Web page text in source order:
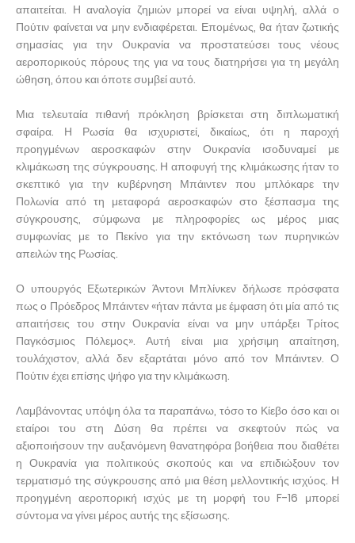
απαιτείται. Η αναλογία ζημιών μπορεί να είναι υψηλή, αλλά ο
Πούτιν φαίνεται να μην ενδιαφέρεται. Επομένως, θα ήταν ζωτικής
σημασίας για την Ουκρανία να προστατεύσει τους νέους
αεροπορικούς πόρους της για να τους διατηρήσει για τη μεγάλη
ώθηση, όπου και όποτε συμβεί αυτό.
Μια τελευταία πιθανή πρόκληση βρίσκεται στη διπλωματική
σφαίρα. Η Ρωσία θα ισχυριστεί, δικαίως, ότι η παροχή
προηγμένων αεροσκαφών στην Ουκρανία ισοδυναμεί με
κλιμάκωση της σύγκρουσης. Η αποφυγή της κλιμάκωσης ήταν το
σκεπτικό για την κυβέρνηση Μπάιντεν που μπλόκαρε την
Πολωνία από τη μεταφορά αεροσκαφών στο ξέσπασμα της
σύγκρουσης, σύμφωνα με πληροφορίες ως μέρος μιας
συμφωνίας με το Πεκίνο για την εκτόνωση των πυρηνικών
απειλών της Ρωσίας.
Ο υπουργός Εξωτερικών Άντονι Μπλίνκεν δήλωσε πρόσφατα
πως ο Πρόεδρος Μπάιντεν «ήταν πάντα με έμφαση ότι μία από τις
απαιτήσεις του στην Ουκρανία είναι να μην υπάρξει Τρίτος
Παγκόσμιος Πόλεμος». Αυτή είναι μια χρήσιμη απαίτηση,
τουλάχιστον, αλλά δεν εξαρτάται μόνο από τον Μπάιντεν. Ο
Πούτιν έχει επίσης ψήφο για την κλιμάκωση.
Λαμβάνοντας υπόψη όλα τα παραπάνω, τόσο το Κίεβο όσο και οι
εταίροι του στη Δύση θα πρέπει να σκεφτούν πώς να
αξιοποιήσουν την αυξανόμενη θανατηφόρα βοήθεια που διαθέτει
η Ουκρανία για πολιτικούς σκοπούς και να επιδιώξουν τον
τερματισμό της σύγκρουσης από μια θέση μελλοντικής ισχύος. Η
προηγμένη αεροπορική ισχύς με τη μορφή του F-16 μπορεί
σύντομα να γίνει μέρος αυτής της εξίσωσης.